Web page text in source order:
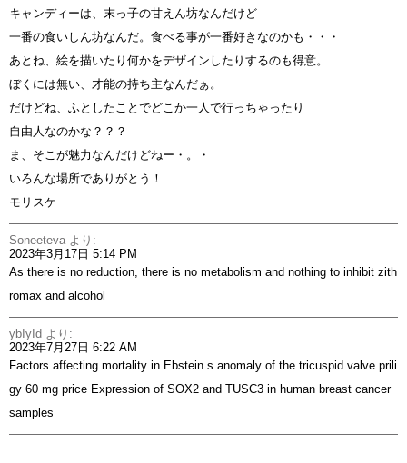
キャンディーは、末っ子の甘えん坊なんだけど
一番の食いしん坊なんだ。食べる事が一番好きなのかも・・・
あとね、絵を描いたり何かをデザインしたりするのも得意。
ぼくには無い、才能の持ち主なんだぁ。
だけどね、ふとしたことでどこか一人で行っちゃったり
自由人なのかな？？？
ま、そこが魅力なんだけどねー・。・
いろんな場所でありがとう！
モリスケ
Soneeteva より:
2023年3月17日 5:14 PM
As there is no reduction, there is no metabolism and nothing to inhibit zith
romax and alcohol
ybIyId より:
2023年7月27日 6:22 AM
Factors affecting mortality in Ebstein s anomaly of the tricuspid valve prili
gy 60 mg price Expression of SOX2 and TUSC3 in human breast cancer
samples